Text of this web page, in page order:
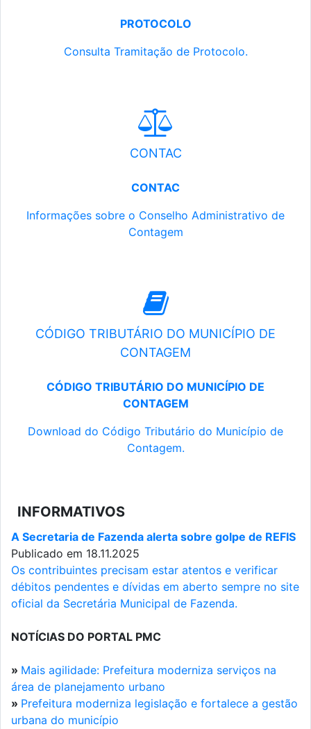
PROTOCOLO
Consulta Tramitação de Protocolo.
CONTAC
CONTAC
Informações sobre o Conselho Administrativo de
Contagem
CÓDIGO TRIBUTÁRIO DO MUNICÍPIO DE
CONTAGEM
CÓDIGO TRIBUTÁRIO DO MUNICÍPIO DE
CONTAGEM
Download do Código Tributário do Município de
Contagem.
INFORMATIVOS
A Secretaria de Fazenda alerta sobre golpe de REFIS
Publicado em 18.11.2025
Os contribuintes precisam estar atentos e verificar
débitos pendentes e dívidas em aberto sempre no site
oficial da Secretária Municipal de Fazenda.
NOTÍCIAS DO PORTAL PMC
» Mais agilidade: Prefeitura moderniza serviços na
área de planejamento urbano
» Prefeitura moderniza legislação e fortalece a gestão
urbana do município